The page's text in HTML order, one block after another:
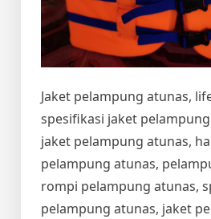
Jaket pelampung atunas,
spesifikasi jaket
jaket pelampung atunas,
pelampung atunas,
rompi pelampung atunas,
pelampung atunas, jaket